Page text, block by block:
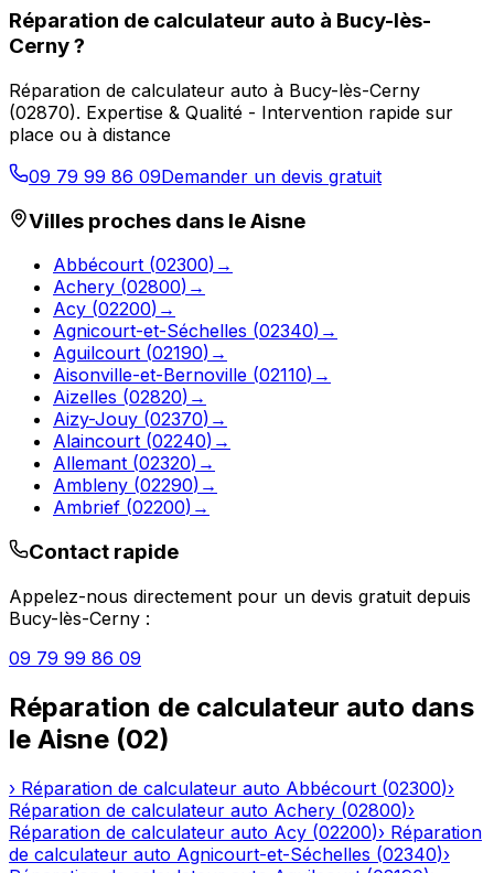
Réparation de calculateur auto à Bucy-lès-
Cerny?
Réparation de calculateur auto à Bucy-lès-Cerny
(02870). Expertise & Qualité - Intervention rapide sur
place ou à distance
09 79 99 86 09Demander un devis gratuit
Villes proches dans leAisne
Abbécourt (02300) →
Achery (02800) →
Acy (02200) →
Agnicourt-et-Séchelles (02340) →
Aguilcourt (02190) →
Aisonville-et-Bernoville (02110) →
Aizelles (02820) →
Aizy-Jouy (02370) →
Alaincourt (02240) →
Allemant (02320) →
Ambleny (02290) →
Ambrief (02200) →
Contact rapide
Appelez-nous directement pour un devis gratuit depuis
Bucy-lès-Cerny :
09 79 99 86 09
Réparation de calculateur auto dans
le Aisne (02)
› Réparation de calculateur auto Abbécourt (02300)›
Réparation de calculateur auto Achery (02800)›
Réparation de calculateur auto Acy (02200)› Réparation
de calculateur auto Agnicourt-et-Séchelles (02340)›